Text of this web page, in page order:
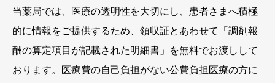
当薬局では、医療の透明性を大切にし、患者さまへ積極
的に情報をご提供するため、領収証とあわせて「調剤報
酬の算定項目が記載された明細書」を無料でお渡しして
おります。医療費の自己負担がない公費負担医療の方に